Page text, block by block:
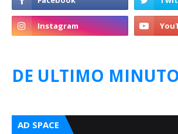
DE ULTIMO MINUTO
AD SPACE